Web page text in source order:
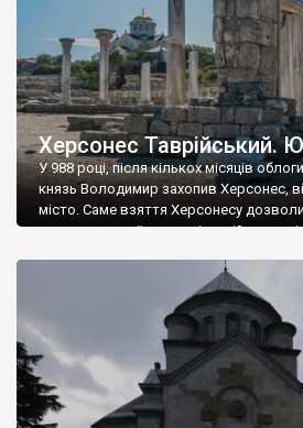
Херсонес Таврійський.
У 988 році, після кількох місяців
князь Володимир захопив Херсонес,
місто. Саме взяття Херсонесу
диктувати свої умови візантійському
Херсонесі Володимир-язичник, став
А потім було Хрещення Русі. На честь